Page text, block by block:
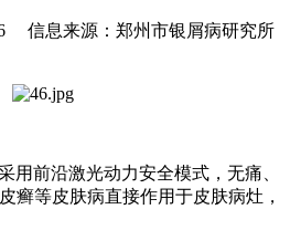
信息来源：郑州市银屑病研究所
用前沿激光动力安全模式，无痛、
癣等皮肤病直接作用于皮肤病灶，